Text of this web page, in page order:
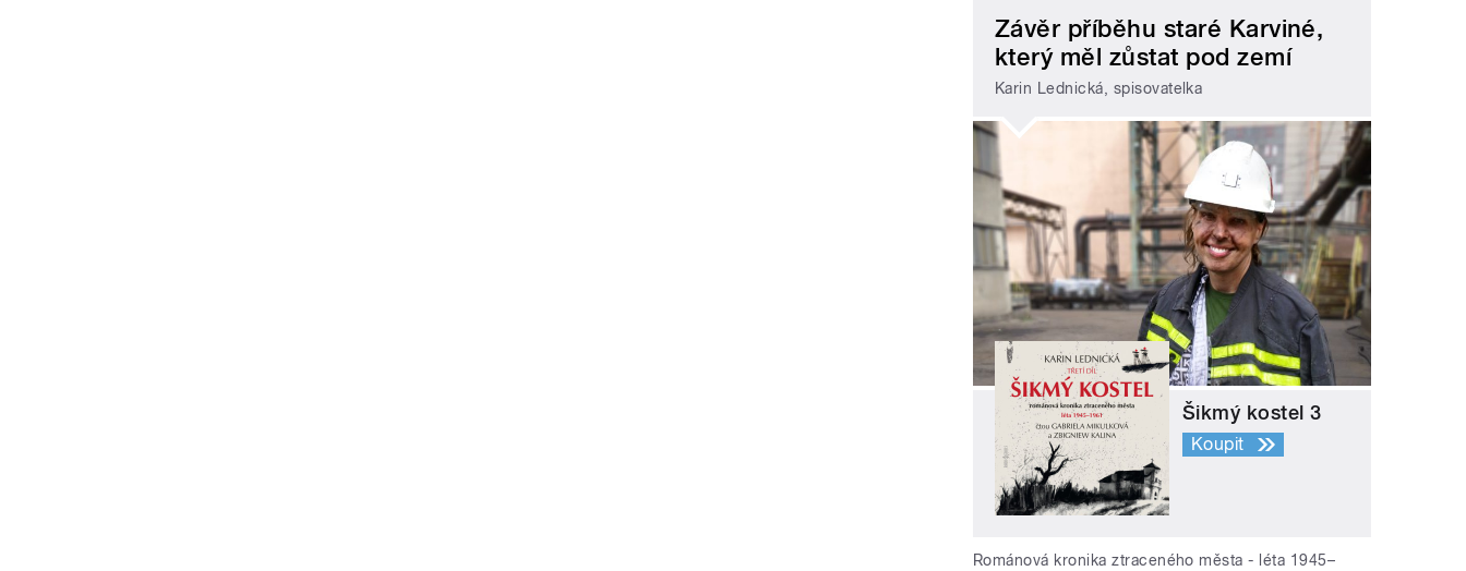
Závěr příběhu staré Karviné,
který měl zůstat pod zemí
Karin Lednická, spisovatelka
Šikmý kostel 3
Koupit
Románová kronika ztraceného města - léta 1945–